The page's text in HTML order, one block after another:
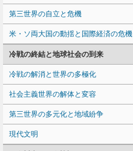
第三世界の自立と危機
米・ソ両大国の動揺と国際経済の危機
冷戦の終結と地球社会の到来
冷戦の解消と世界の多極化
社会主義世界の解体と変容
第三世界の多元化と地域紛争
現代文明